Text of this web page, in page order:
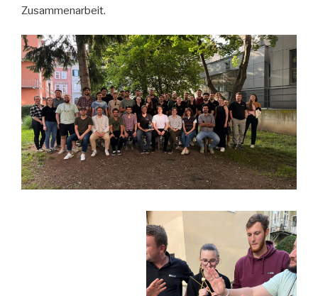
Zusammenarbeit.